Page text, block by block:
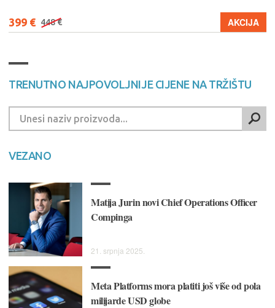
399 € 448 € AKCIJA
TRENUTNO NAJPOVOLJNIJE CIJENE NA TRŽIŠTU
VEZANO
Matija Jurin novi Chief Operations Officer
Compinga
21. srpnja 2025.
Meta Platforms mora platiti još više od pola
milijarde USD globe